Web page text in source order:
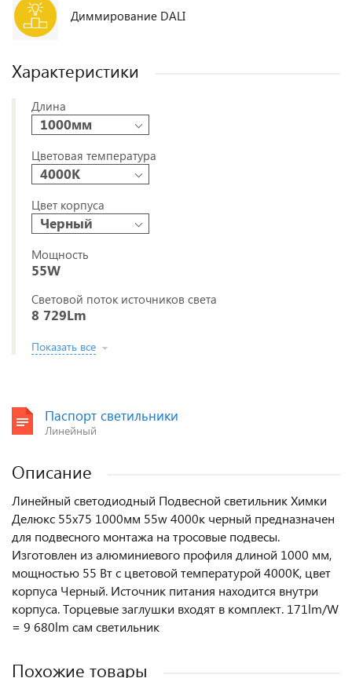
Диммирование DALI
Характеристики
Длина
1000мм
Цветовая температура
4000К
Цвет корпуса
Черный
Мощность
55W
Световой поток источников света
8 729Lm
Показать все
Паспорт светильники
Линейный
Описание
Линейный светодиодный Подвесной светильник Химки
Делюкс 55х75 1000мм 55w 4000к черный предназначен
для подвесного монтажа на тросовые подвесы.
Изготовлен из алюминиевого профиля длиной 1000 мм,
мощностью 55 Вт c цветовой температурой 4000K, цвет
корпуса Черный. Источник питания находится внутри
корпуса. Торцевые заглушки входят в комплект. 171lm/W
= 9 680lm сам светильник
Похожие товары